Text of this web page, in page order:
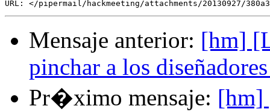
Mensaje anterior: [hm]
pinchar a los
Pr�ximo mensaje: [hm]